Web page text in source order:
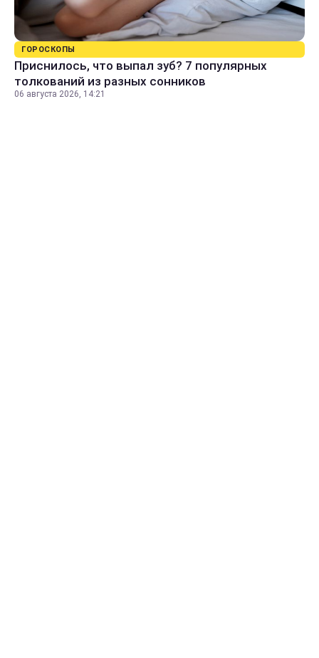
ГОРОСКОПЫ
Приснилось, что выпал зуб? 7 популярных
толкований из разных сонников
06 августа 2026, 14:21